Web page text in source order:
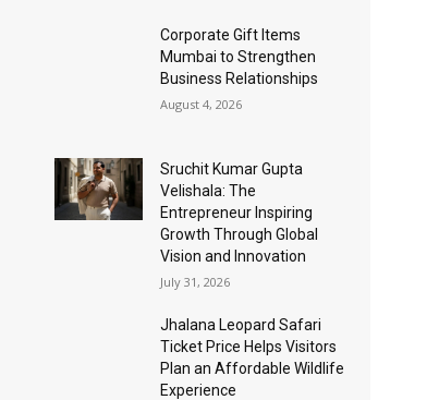
Corporate Gift Items
Mumbai to Strengthen
Business Relationships
August 4, 2026
Sruchit Kumar Gupta
Velishala: The
Entrepreneur Inspiring
Growth Through Global
Vision and Innovation
July 31, 2026
Jhalana Leopard Safari
Ticket Price Helps Visitors
Plan an Affordable Wildlife
Experience